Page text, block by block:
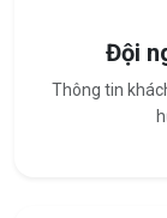
Đội
Thông tin